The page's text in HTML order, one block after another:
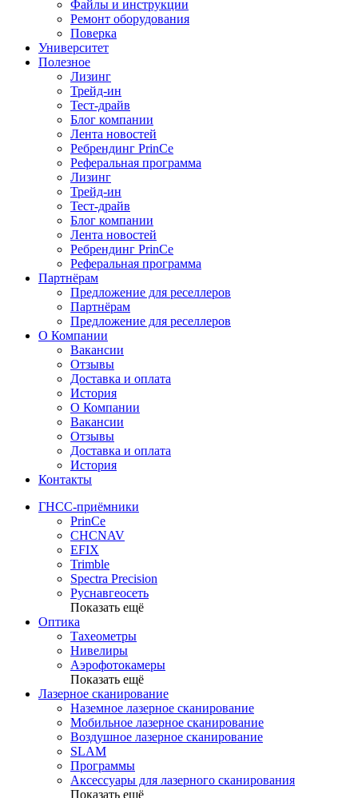
Файлы и инструкции
Ремонт оборудования
Поверка
Университет
Полезное
Лизинг
Трейд-ин
Тест-драйв
Блог компании
Лента новостей
Ребрендинг PrinCe
Реферальная программа
Лизинг
Трейд-ин
Тест-драйв
Блог компании
Лента новостей
Ребрендинг PrinCe
Реферальная программа
Партнёрам
Предложение для реселлеров
Партнёрам
Предложение для реселлеров
О Компании
Вакансии
Отзывы
Доставка и оплата
История
О Компании
Вакансии
Отзывы
Доставка и оплата
История
Контакты
ГНСС-приёмники
PrinCe
CHCNAV
EFIX
Trimble
Spectra Precision
Руснавгеосеть
Показать ещё
Оптика
Тахеометры
Нивелиры
Аэрофотокамеры
Показать ещё
Лазерное сканирование
Наземное лазерное сканирование
Мобильное лазерное сканирование
Воздушное лазерное сканирование
SLAM
Программы
Аксессуары для лазерного сканирования
Показать ещё